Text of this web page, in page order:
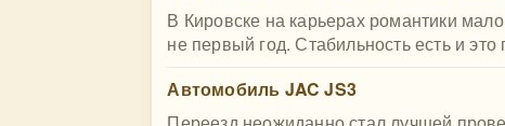
В Кировске на карьерах романтики
не первый год. Стабильность есть и
Автомобиль JAC JS3